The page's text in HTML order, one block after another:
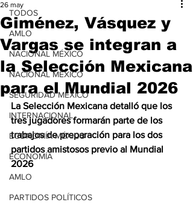
TODOS
AMLO
NACIONAL MÉXICO
NACIONAL MÉXICO
SEGURIDAD MÉXICO
INTERNACIONAL
ECONOMÍA MÉXICO
ECONOMÍA
AMLO
PARTIDOS POLÍTICOS
Giménez, Vásquez y
Vargas se integran a
la Selección Mexicana
para el Mundial 2026
26 may
La Selección Mexicana detalló que los
tres jugadores formarán parte de los
trabajos de preparación para los dos
partidos amistosos previo al Mundial
2026